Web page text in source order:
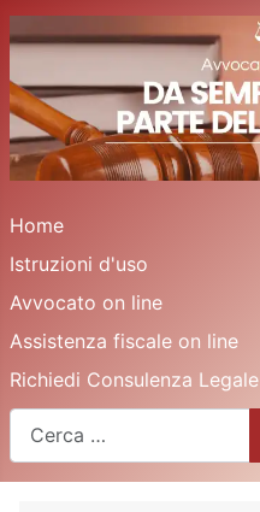
Home
Istruzioni d'uso
Avvocato on line
Assistenza fiscale on line
Richiedi Consulenza Legale